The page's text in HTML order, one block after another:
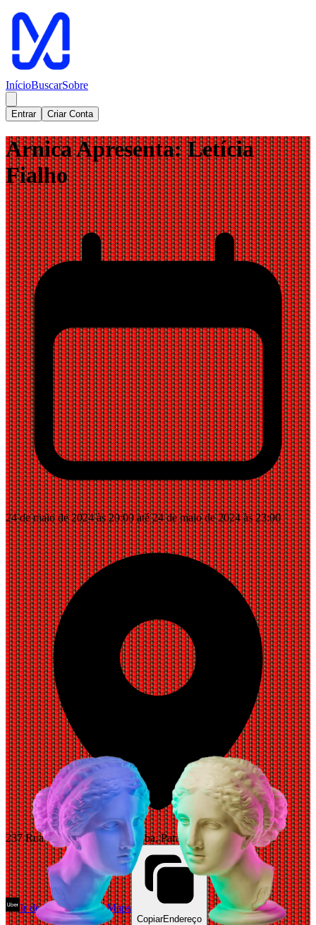
InícioBuscarSobre
Entrar Criar Conta
Arnica Apresenta: Letícia
Fialho
24 de maio de 2024 às 20:00 até 24 de maio de 2024 às 23:00
237 Rua Otelo Queirolo, Curitiba, Paraná 80710-370, Brazil
Ir de Uber Abrir Maps
CopiarEndereço